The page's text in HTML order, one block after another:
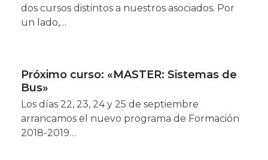
dos cursos distintos a nuestros asociados. Por
un lado,…
Próximo curso: «MASTER: Sistemas de
Bus»
Los días 22, 23, 24 y 25 de septiembre
arrancamos el nuevo programa de Formación
2018-2019…